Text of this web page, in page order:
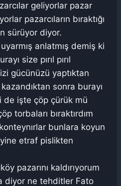
geliyorlar pazar
pazarcıların bıraktığı
sürüyor diyor.
anlatmış demiş ki
size pırıl pırıl
gücünüzü yaptıktan
sonra burayı
de işte çöp çürük mü
torbaları bıraktırdım
bunlara koyun
etraf pislikten
pazarını kaldırıyorum
diyor ne tehditler Fato